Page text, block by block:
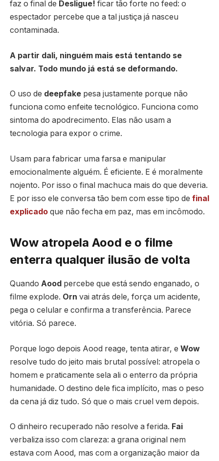
faz o final de Desligue! ficar tão forte no feed: o
espectador percebe que a tal justiça já nasceu
contaminada.
A partir dali, ninguém mais está tentando se
salvar. Todo mundo já está se deformando.
O uso de deepfake pesa justamente porque não
funciona como enfeite tecnológico. Funciona como
sintoma do apodrecimento. Elas não usam a
tecnologia para expor o crime.
Usam para fabricar uma farsa e manipular
emocionalmente alguém. É eficiente. E é moralmente
nojento. Por isso o final machuca mais do que deveria.
E por isso ele conversa tão bem com esse tipo de final
explicado que não fecha em paz, mas em incômodo.
Wow atropela Aood e o filme
enterra qualquer ilusão de volta
Quando Aood percebe que está sendo enganado, o
filme explode. Orn vai atrás dele, força um acidente,
pega o celular e confirma a transferência. Parece
vitória. Só parece.
Porque logo depois Aood reage, tenta atirar, e Wow
resolve tudo do jeito mais brutal possível: atropela o
homem e praticamente sela ali o enterro da própria
humanidade. O destino dele fica implícito, mas o peso
da cena já diz tudo. Só que o mais cruel vem depois.
O dinheiro recuperado não resolve a ferida. Fai
verbaliza isso com clareza: a grana original nem
estava com Aood, mas com a organização maior da